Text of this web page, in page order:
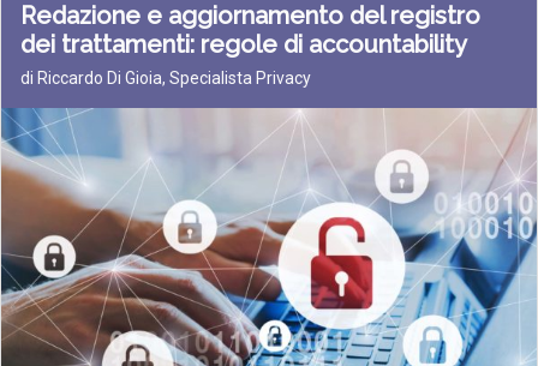
Redazione e aggiornamento del registro
dei trattamenti: regole di accountability
di Riccardo Di Gioia, Specialista Privacy